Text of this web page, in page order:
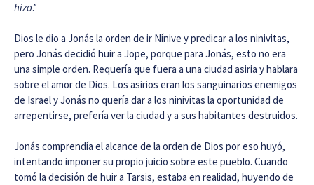
hizo.”
Dios le dio a Jonás la orden de ir Nínive y predicar a los ninivitas,
pero Jonás decidió huir a Jope, porque para Jonás, esto no era
una simple orden. Requería que fuera a una ciudad asiria y hablara
sobre el amor de Dios. Los asirios eran los sanguinarios enemigos
de Israel y Jonás no quería dar a los ninivitas la oportunidad de
arrepentirse, prefería ver la ciudad y a sus habitantes destruidos.
Jonás comprendía el alcance de la orden de Dios por eso huyó,
intentando imponer su propio juicio sobre este pueblo. Cuando
tomó la decisión de huir a Tarsis, estaba en realidad, huyendo de